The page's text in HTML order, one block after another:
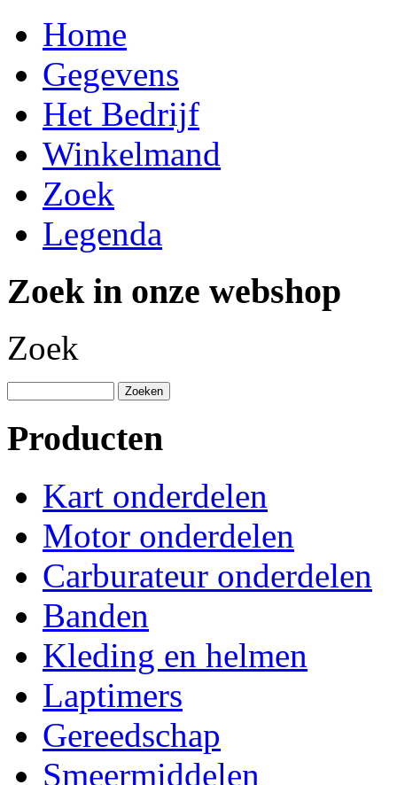
Home
Gegevens
Het Bedrijf
Winkelmand
Zoek
Legenda
Zoek in onze webshop
Zoek
Producten
Kart onderdelen
Motor onderdelen
Carburateur onderdelen
Banden
Kleding en helmen
Laptimers
Gereedschap
Smeermiddelen